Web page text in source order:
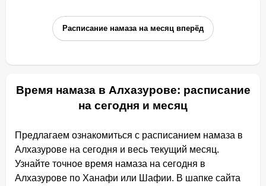
Расписание намаза на месяц вперёд
Время намаза в Алхазурове: расписание
на сегодня и месяц
Предлагаем ознакомиться с расписанием намаза в
Алхазурове на сегодня и весь текущий месяц.
Узнайте точное время намаза на сегодня в
Алхазурове по Ханафи или Шафии. В шапке сайта